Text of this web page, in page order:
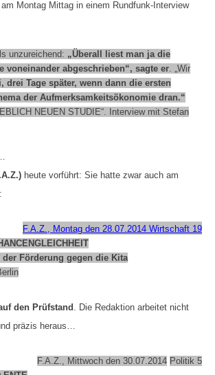
Montag Mittag in einem Rundfunk-Interview
unzureichend: „Überall liest man ja die
abgeschrieben“, sagte er. „Wir
drei Tage später, wenn dann die ersten
der Aufmerksamkeitsökonomie dran.“
NEUEN STUDIE“.
Interview mit Stefan
heute vorführt: Sie hatte zwar auch am
F.A.Z., Montag den 28.07.2014 Wirtschaft 19
Förderung gegen die Kita
den Prüfstand . Die Redaktion arbeitet nicht
präzis heraus…
F.A.Z., Mittwoch den 30.07.2014 Politik 5